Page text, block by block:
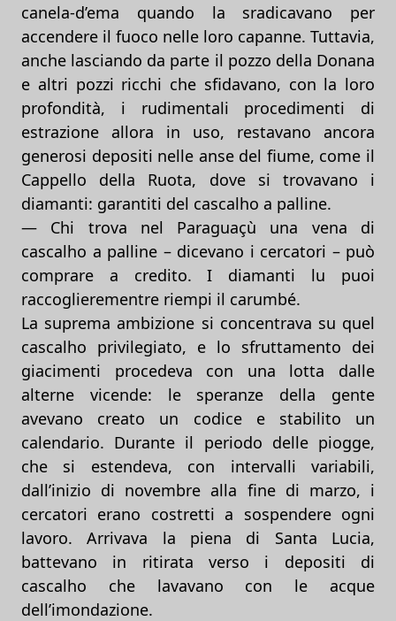
canela-d’ema quando la sradicavano per
accendere il fuoco nelle loro capanne. Tuttavia,
anche lasciando da parte il pozzo della Donana
e altri pozzi ricchi che sfidavano, con la loro
profondità, i rudimentali procedimenti di
estrazione allora in uso, restavano ancora
generosi depositi nelle anse del fiume, come il
Cappello della Ruota, dove si trovavano i
diamanti: garantiti del cascalho a palline.
— Chi trova nel Paraguaçù una vena di
cascalho a palline – dicevano i cercatori – può
comprare a credito. I diamanti lu puoi
raccoglierementre riempi il carumbé.
La suprema ambizione si concentrava su quel
cascalho privilegiato, e lo sfruttamento dei
giacimenti procedeva con una lotta dalle
alterne vicende: le speranze della gente
avevano creato un codice e stabilito un
calendario. Durante il periodo delle piogge,
che si estendeva, con intervalli variabili,
dall’inizio di novembre alla fine di marzo, i
cercatori erano costretti a sospendere ogni
lavoro. Arrivava la piena di Santa Lucia,
battevano in ritirata verso i depositi di
cascalho che lavavano con le acque
dell’imondazione.